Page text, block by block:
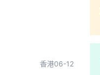
香港06-12